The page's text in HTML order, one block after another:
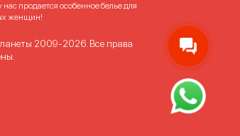
продается особенное белье для
женщин!
2009-2026. Все права